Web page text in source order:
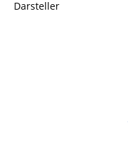
Darsteller